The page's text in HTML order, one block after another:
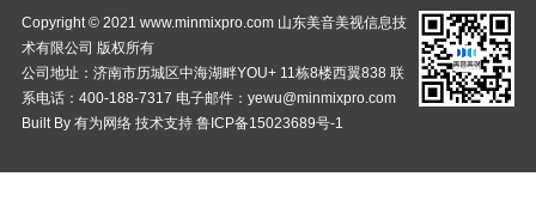
Copyright © 2021 www.minmixpro.com 山东美音美视信息技
术有限公司 版权所有
公司地址：济南市历城区中海湖畔YOU+ 11栋8楼西翼838 联
系电话：400-188-7317 电子邮件：yewu@minmixpro.com
Built By 有为网络技术支持 鲁ICP备15023689号-1